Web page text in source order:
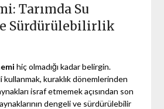
Tarımda Su
Sürdürülebilirlik
hiç olmadığı kadar belirgin.
kullanmak, kuraklık dönemlerinden
israf etmemek açısından son
dengeli ve sürdürülebilir